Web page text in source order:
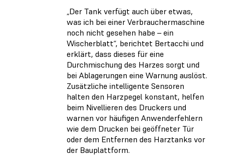
„Der Tank verfügt auch über etwas,
was ich bei einer Verbrauchermaschine
noch nicht gesehen habe – ein
Wischerblatt“, berichtet Bertacchi und
erklärt, dass dieses für eine
Durchmischung des Harzes sorgt und
bei Ablagerungen eine Warnung auslöst.
Zusätzliche intelligente Sensoren
halten den Harzpegel konstant, helfen
beim Nivellieren des Druckers und
warnen vor häufigen Anwenderfehlern
wie dem Drucken bei geöffneter Tür
oder dem Entfernen des Harztanks vor
der Bauplattform.